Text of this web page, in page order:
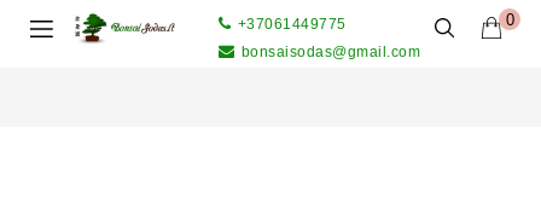
0
+37061449775
bonsaisodas@gmail.com